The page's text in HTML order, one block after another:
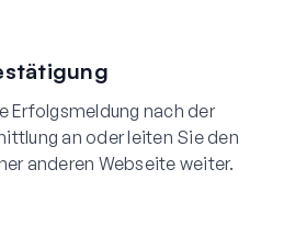
Erfolgsmeldung nach der
an oder leiten Sie den
anderen Webseite weiter.